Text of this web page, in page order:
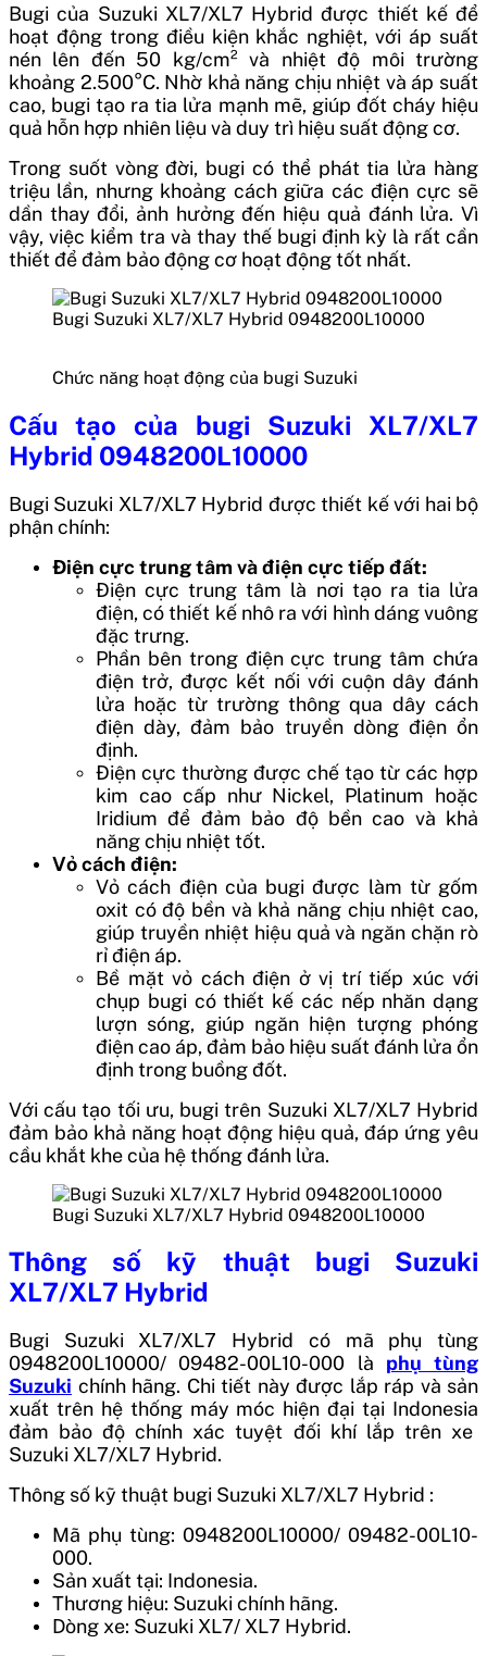
Bugi của Suzuki XL7/XL7 Hybrid được thiết kế để
hoạt động trong điều kiện khắc nghiệt, với áp suất
nén lên đến 50 kg/cm² và nhiệt độ môi trường
khoảng 2.500°C. Nhờ khả năng chịu nhiệt và áp suất
cao, bugi tạo ra tia lửa mạnh mẽ, giúp đốt cháy hiệu
quả hỗn hợp nhiên liệu và duy trì hiệu suất động cơ.
Trong suốt vòng đời, bugi có thể phát tia lửa hàng
triệu lần, nhưng khoảng cách giữa các điện cực sẽ
dần thay đổi, ảnh hưởng đến hiệu quả đánh lửa. Vì
vậy, việc kiểm tra và thay thế bugi định kỳ là rất cần
thiết để đảm bảo động cơ hoạt động tốt nhất.
Bugi Suzuki XL7/XL7 Hybrid 0948200L10000
Chức năng hoạt động của bugi Suzuki
Cấu tạo của bugi Suzuki XL7/XL7
Hybrid 0948200L10000
Bugi Suzuki XL7/XL7 Hybrid được thiết kế với hai bộ
phận chính:
Điện cực trung tâm và điện cực tiếp đất:
Điện cực trung tâm là nơi tạo ra tia lửa
điện, có thiết kế nhô ra với hình dáng vuông
đặc trưng.
Phần bên trong điện cực trung tâm chứa
điện trở, được kết nối với cuộn dây đánh
lửa hoặc từ trường thông qua dây cách
điện dày, đảm bảo truyền dòng điện ổn
định.
Điện cực thường được chế tạo từ các hợp
kim cao cấp như Nickel, Platinum hoặc
Iridium để đảm bảo độ bền cao và khả
năng chịu nhiệt tốt.
Vỏ cách điện:
Vỏ cách điện của bugi được làm từ gốm
oxit có độ bền và khả năng chịu nhiệt cao,
giúp truyền nhiệt hiệu quả và ngăn chặn rò
rỉ điện áp.
Bề mặt vỏ cách điện ở vị trí tiếp xúc với
chụp bugi có thiết kế các nếp nhăn dạng
lượn sóng, giúp ngăn hiện tượng phóng
điện cao áp, đảm bảo hiệu suất đánh lửa ổn
định trong buồng đốt.
Với cấu tạo tối ưu, bugi trên Suzuki XL7/XL7 Hybrid
đảm bảo khả năng hoạt động hiệu quả, đáp ứng yêu
cầu khắt khe của hệ thống đánh lửa.
Bugi Suzuki XL7/XL7 Hybrid 0948200L10000
Thông số kỹ thuật bugi Suzuki
XL7/XL7 Hybrid
Bugi Suzuki XL7/XL7 Hybrid có mã phụ tùng
0948200L10000/ 09482-00L10-000 là phụ tùng
Suzuki chính hãng. Chi tiết này được lắp ráp và sản
xuất trên hệ thống máy móc hiện đại tại Indonesia
đảm bảo độ chính xác tuyệt đối khí lắp trên xe
Suzuki XL7/XL7 Hybrid.
Thông số kỹ thuật bugi Suzuki XL7/XL7 Hybrid :
Mã phụ tùng: 0948200L10000/ 09482-00L10-
000.
Sản xuất tại: Indonesia.
Thương hiệu: Suzuki chính hãng.
Dòng xe: Suzuki XL7/ XL7 Hybrid.